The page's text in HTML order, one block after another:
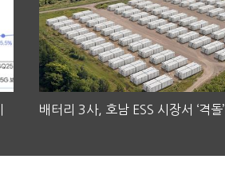
배터리 3사, 호남 ESS 시장서 ‘격돌’